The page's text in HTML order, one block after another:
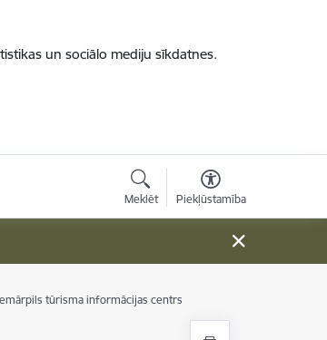
un sociālo mediju sīkdatnes.
Meklēt Piekļūstamība
tūrisma informācijas centrs